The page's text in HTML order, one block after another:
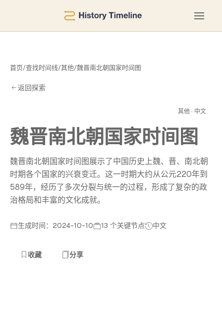
首页/查找时间线/其他/魏晋南北朝国家时间图
返回探索
其他 · 中文
魏晋南北朝国家时间图
魏晋南北朝国家时间图展示了中国历史上魏、晋、南北朝
时期各个国家的兴衰变迁。这一时期大约从公元220年到
589年，经历了多次分裂与统一的过程，形成了复杂的政
治格局和丰富的文化成就。
生成时间：2024-10-10 13 个关键节点 中文
收藏 分享